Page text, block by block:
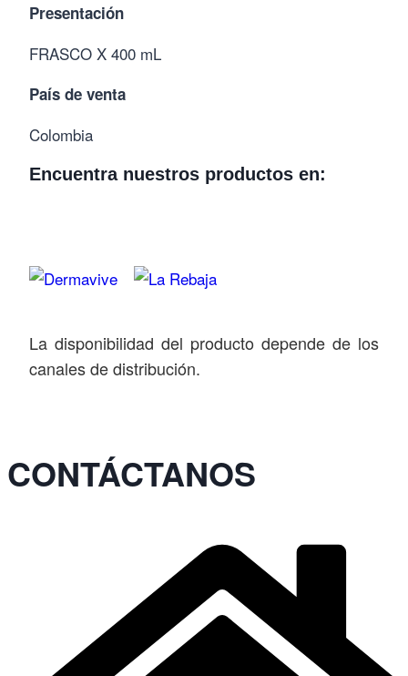
Presentación
FRASCO X 400 mL
País de venta
Colombia
Encuentra nuestros productos en:
La disponibilidad del producto depende de los
canales de distribución.
CONTÁCTANOS